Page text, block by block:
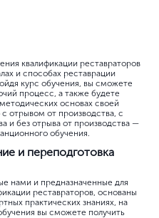
квалификации реставраторов
и способах реставрации
курс обучения, вы сможете
процесс, а также будете
основах своей
отрывом от производства, с
и без отрыва от производства —
обучения.
и переподготовка
нами и предназначенные для
реставраторов, основаны
практических знаниях, на
вы сможете получить